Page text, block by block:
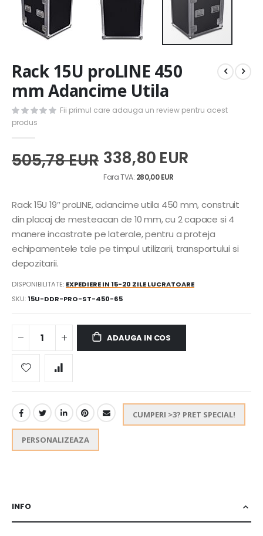
to
the
beginning
of
the
images
gallery
Rack 15U proLINE 450
mm Adancime Utila
Fii primul care adauga un review pentru acest
produs
505,78 EUR 338,80 EUR
280,00 EUR
Rack 15U 19″ proLINE, adancime utila 450 mm, construit
din placaj de mesteacan de 10 mm, cu 2 capace si 4
manere incastrate pe laterale, pentru a proteja
echipamentele tale pe timpul utilizarii, transportului si
depozitarii.
DISPONIBILITATE: EXPEDIERE IN 15-20 ZILE LUCRATOARE
SKU 15U-DDR-PRO-ST-450-65
ADAUGA IN COS
CUMPERI >3? PRET SPECIAL!
PERSONALIZEAZA
INFO